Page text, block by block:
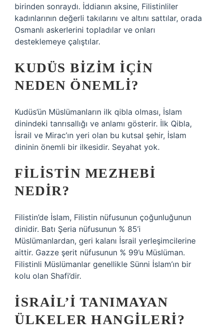
birinden sonraydı. İddianın aksine, Filistinliler
kadınlarının değerli takılarını ve altını sattılar, orada
Osmanlı askerlerini topladılar ve onları
desteklemeye çalıştılar.
KUDÜS BIZIM IÇIN
NEDEN ÖNEMLI?
Kudüs’ün Müslümanların ilk qibla olması, İslam
dinindeki tanrısallığı ve anlamı gösterir. İlk Qibla,
İsrail ve Mirac’ın yeri olan bu kutsal şehir, İslam
dininin önemli bir ilkesidir. Seyahat yok.
FILISTIN MEZHEBI
NEDIR?
Filistin’de İslam, Filistin nüfusunun çoğunluğunun
dinidir. Batı Şeria nüfusunun % 85’i
Müslümanlardan, geri kalanı İsrail yerleşimcilerine
aittir. Gazze şerit nüfusunun % 99’u Müslüman.
Filistinli Müslümanlar genellikle Sünni İslam’ın bir
kolu olan Shafi’dir.
İSRAIL’I TANIMAYAN
ÜLKELER HANGILERI?